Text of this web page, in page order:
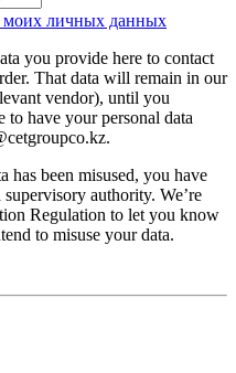
моих личных данных
you provide here to contact
That data will remain in our
vendor), until you
have your personal data
has been misused, you have
authority. We’re
Regulation to let you know
to misuse your data.